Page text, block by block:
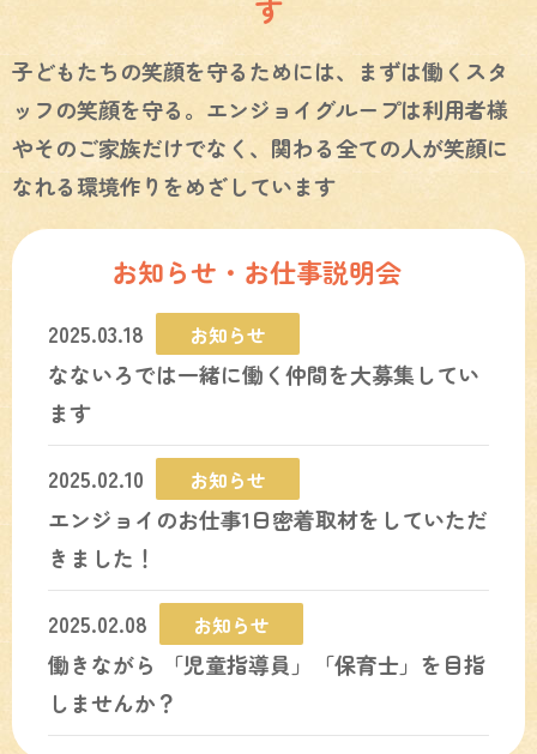
す
子どもたちの笑顔を守るためには、まずは働くスタ
ッフの笑顔を守る。 エンジョイグループは利用者様
やそのご家族だけでなく、関わる全ての人が笑顔に
なれる環境作りをめざしています
お知らせ・お仕事説明会
2025.03.18 お知らせ
なないろでは一緒に働く仲間を大募集してい
ます
2025.02.10 お知らせ
エンジョイのお仕事1日密着取材をしていただ
きました！
2025.02.08 お知らせ
働きながら 「児童指導員」「保育士」を目指
しませんか？